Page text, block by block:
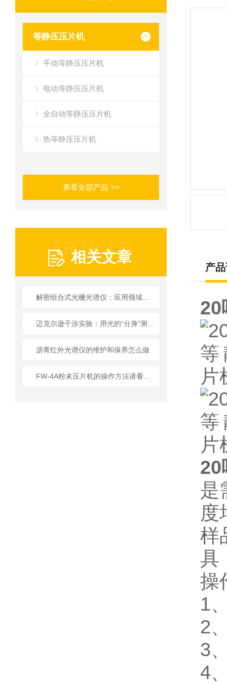
等静压压片机
手动等静压压片机
电动等静压压片机
全自动等静压压片机
热等静压压片机
查看全部产品 >>
ARTICLE
相关文章
沥青红外光谱仪的维护和保养怎么做
产
20
20
是
度
样
具
操
1
2
3
4